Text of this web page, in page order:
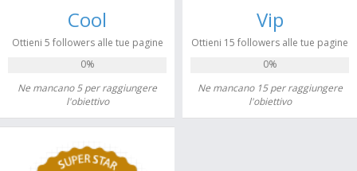
Cool
Ottieni 5 followers alle tue pagine
0%
Ne mancano 5 per raggiungere
l'obiettivo
Vip
Ottieni 15 followers alle tue pagine
0%
Ne mancano 15 per raggiungere
l'obiettivo